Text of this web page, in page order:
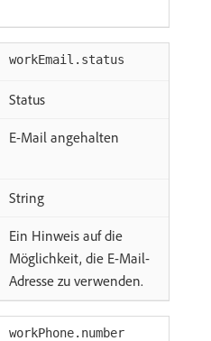
workEmail.status
Status
E-Mail angehalten
String
Ein Hinweis auf die
Möglichkeit, die E-Mail-
Adresse zu verwenden.
workPhone.number